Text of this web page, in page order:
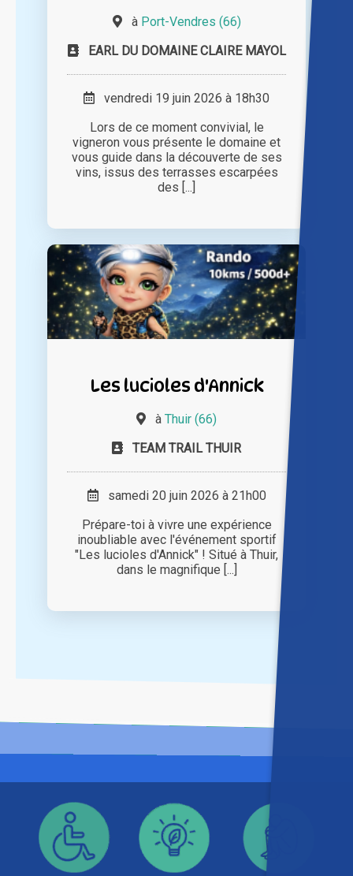
à Port-Vendres (66)
EARL DU DOMAINE CLAIRE MAYOL
vendredi 19 juin 2026 à 18h30
Lors de ce moment convivial, le
vigneron vous présente le domaine et
vous guide dans la découverte de ses
vins, issus des terrasses escarpées
des [...]
Les lucioles d'Annick
à Thuir (66)
TEAM TRAIL THUIR
samedi 20 juin 2026 à 21h00
Prépare-toi à vivre une expérience
inoubliable avec l'événement sportif
"Les lucioles d'Annick" ! Situé à Thuir,
dans le magnifique [...]